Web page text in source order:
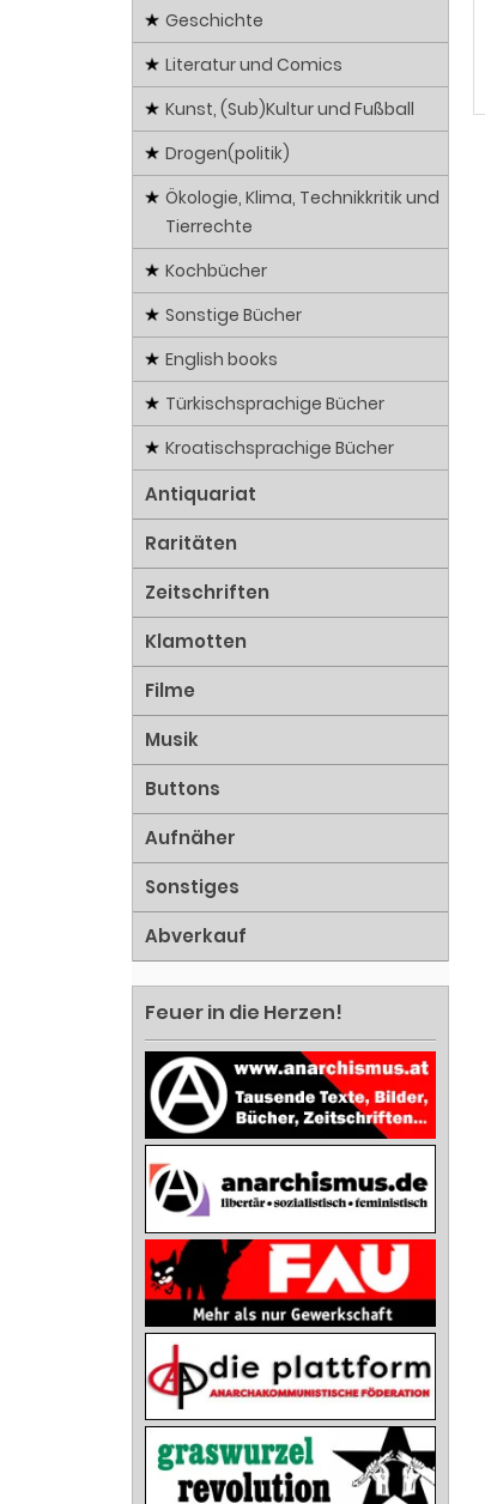
Geschichte
Literatur und Comics
Kunst, (Sub)Kultur und Fußball
Drogen(politik)
Ökologie, Klima, Technikkritik und
Tierrechte
Kochbücher
Sonstige Bücher
English books
Türkischsprachige Bücher
Kroatischsprachige Bücher
Antiquariat
Raritäten
Zeitschriften
Klamotten
Filme
Musik
Buttons
Aufnäher
Sonstiges
Abverkauf
Feuer in die Herzen!